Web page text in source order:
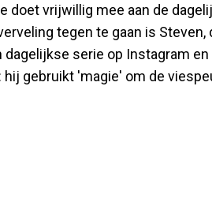
doet vrijwillig mee aan de
tegen te gaan is
dagelijkse serie op Instagram en
gebruikt 'magie' om de